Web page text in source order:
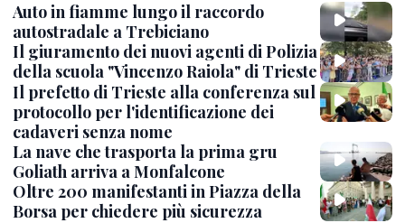
Auto in fiamme lungo il raccordo
autostradale a Trebiciano
Il giuramento dei nuovi agenti di Polizia
della scuola "Vincenzo Raiola" di Trieste
Il prefetto di Trieste alla conferenza sul
protocollo per l'identificazione dei
cadaveri senza nome
La nave che trasporta la prima gru
Goliath arriva a Monfalcone
Oltre 200 manifestanti in Piazza della
Borsa per chiedere più sicurezza